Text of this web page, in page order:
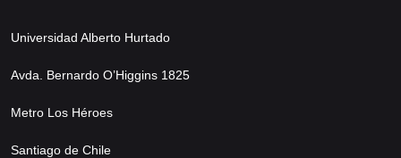
Universidad Alberto Hurtado
Avda. Bernardo O’Higgins 1825
Metro Los Héroes
Santiago de Chile